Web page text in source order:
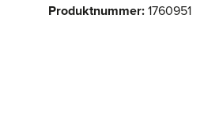
Produktnummer:1760951